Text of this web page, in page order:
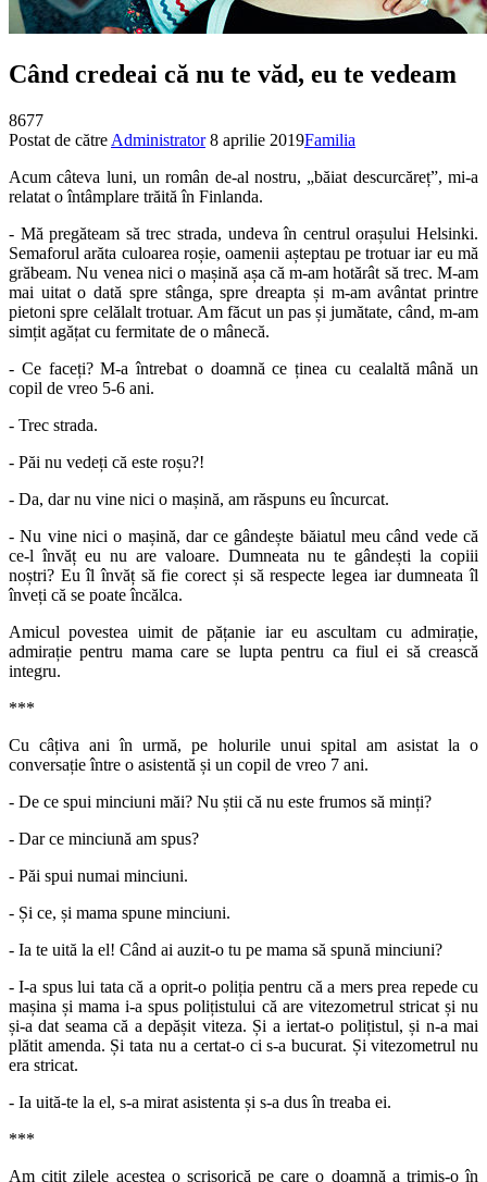
Când credeai că nu te văd, eu te vedeam
8677
Postat de către Administrator 8 aprilie 2019Familia
Acum câteva luni, un român de-al nostru, „băiat descurcăreț”, mi-a
relatat o întâmplare trăită în Finlanda.
- Mă pregăteam să trec strada, undeva în centrul orașului Helsinki.
Semaforul arăta culoarea roșie, oamenii așteptau pe trotuar iar eu mă
grăbeam. Nu venea nici o mașină așa că m-am hotărât să trec. M-am
mai uitat o dată spre stânga, spre dreapta și m-am avântat printre
pietoni spre celălalt trotuar. Am făcut un pas și jumătate, când, m-am
simțit agățat cu fermitate de o mânecă.
- Ce faceți? M-a întrebat o doamnă ce ținea cu cealaltă mână un
copil de vreo 5-6 ani.
- Trec strada.
- Păi nu vedeți că este roșu?!
- Da, dar nu vine nici o mașină, am răspuns eu încurcat.
- Nu vine nici o mașină, dar ce gândește băiatul meu când vede că
ce-l învăț eu nu are valoare. Dumneata nu te gândești la copiii
noștri? Eu îl învăț să fie corect și să respecte legea iar dumneata îl
înveți că se poate încălca.
Amicul povestea uimit de pățanie iar eu ascultam cu admirație,
admirație pentru mama care se lupta pentru ca fiul ei să crească
integru.
***
Cu câțiva ani în urmă, pe holurile unui spital am asistat la o
conversație între o asistentă și un copil de vreo 7 ani.
- De ce spui minciuni măi? Nu știi că nu este frumos să minți?
- Dar ce minciună am spus?
- Păi spui numai minciuni.
- Și ce, și mama spune minciuni.
- Ia te uită la el! Când ai auzit-o tu pe mama să spună minciuni?
- I-a spus lui tata că a oprit-o poliția pentru că a mers prea repede cu
mașina și mama i-a spus polițistului că are vitezometrul stricat și nu
și-a dat seama că a depășit viteza. Și a iertat-o polițistul, și n-a mai
plătit amenda. Și tata nu a certat-o ci s-a bucurat. Și vitezometrul nu
era stricat.
- Ia uită-te la el, s-a mirat asistenta și s-a dus în treaba ei.
***
Am citit zilele acestea o scrisorică pe care o doamnă a trimis-o în